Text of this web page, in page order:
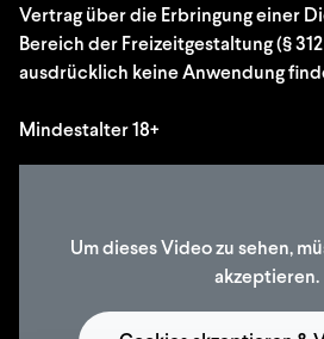
Vertrag über die Erbringung einer
Bereich der Freizeitgestaltung (§
ausdrücklich keine Anwendung
Mindestalter 18+
Um dieses Video zu sehen,
akzeptieren.